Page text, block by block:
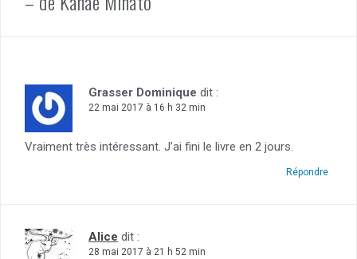
Grasser Dominique dit :
22 mai 2017 à 16 h 32 min
Vraiment très intéressant. J’ai fini le livre en 2 jours.
Répondre
Alice dit :
28 mai 2017 à 21 h 52 min